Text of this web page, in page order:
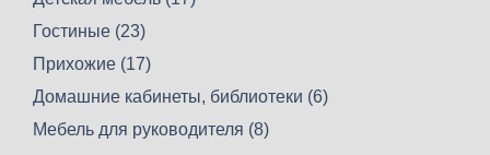
Гостиные (23)
Прихожие (17)
Домашние кабинеты, библиотеки (6)
Мебель для руководителя (8)